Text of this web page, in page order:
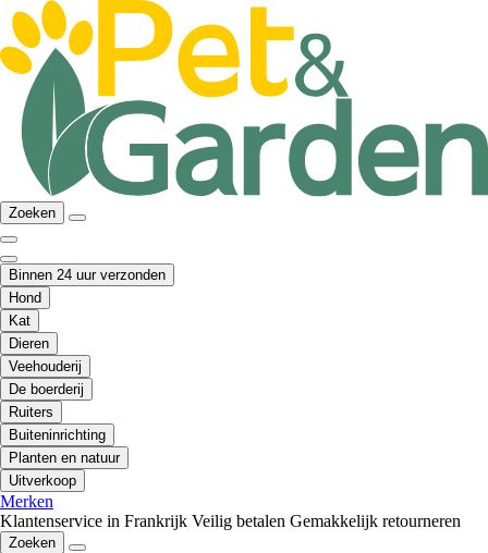
Zoeken
Binnen 24 uur verzonden
Hond
Kat
Dieren
Veehouderij
De boerderij
Ruiters
Buiteninrichting
Planten en natuur
Uitverkoop
Merken
Klantenservice in Frankrijk Veilig betalen Gemakkelijk retourneren
Zoeken